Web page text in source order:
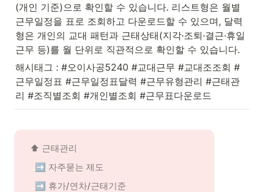
(개인 기준)으로 확인할 수 있습니다. 리스트형은 월별
근무일정을 표로 조회하고 다운로드할 수 있으며, 달력
형은 개인의 교대 패턴과 근태상태(지각·조퇴·결근·휴일
근무 등)를 월 단위로 직관적으로 확인할 수 있습니다.
해시태그 : #오이사공5240 #교대근무 #교대조조회 #
근무일정표 #근무일정표달력 #근무유형관리 #근태관
리 #조직별조회 #개인별조회 #근무표다운로드
⬆️ 근태관리
➡️ 자주묻는 제도
➡️ 휴가/연차/근태기준